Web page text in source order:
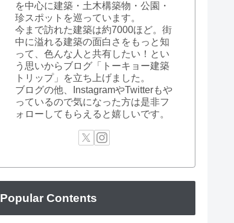
を中心に建築・土木構築物・公園・
珍スポットを巡っています。
今まで訪れた建築は約7000ほど。街
中に溢れる建築の面白さをもっと知
って、色んな人と共有したい！とい
う思いからブログ「トーキョー建築
トリップ」を立ち上げました。
ブログの他、InstagramやTwitterもや
っているので気になった方は是非フ
ォローしてもらえると嬉しいです。
Popular Contents